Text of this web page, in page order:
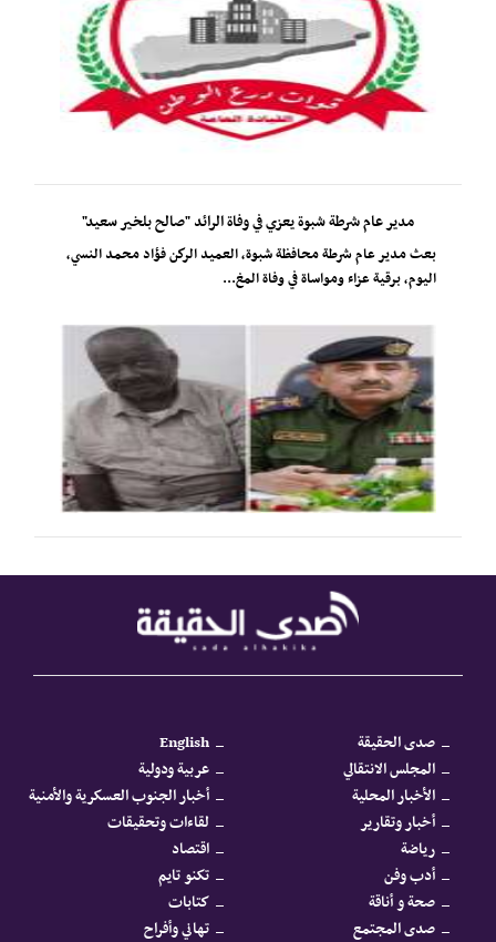
مدير عام شرطة شبوة يعزي في وفاة الرائد "صالح بلخير سعيد"
​بعث مدير عام شرطة محافظة شبوة، العميد الركن فؤاد محمد النسي،
اليوم، برقية عزاء ومواساة في وفاة المغ...
صدى الحقيقة
English
المجلس الانتقالي
عربية ودولية
الأخبار المحلية
أخبار الجنوب العسكرية والأمنية
أخبار وتقارير
لقاءات وتحقيقات
رياضة
اقتصاد
أدب وفن
تكنو تايم
صحة و أناقة
كتابات
صدى المجتمع
تهاني وأفراح